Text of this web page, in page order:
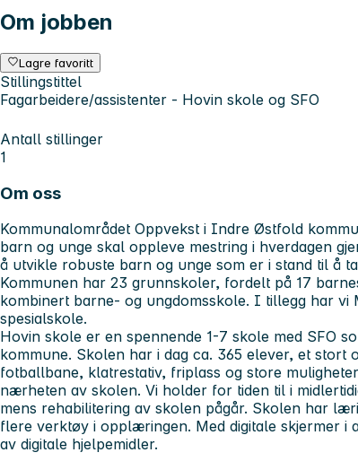
Om jobben
Lagre favoritt
Stillingstittel
Fagarbeidere/assistenter - Hovin skole og SFO
Antall stillinger
1
Om oss
Kommunalområdet Oppvekst i Indre Østfold
barn og unge skal oppleve mestring i hverdagen
å utvikle robuste barn og unge som er i stand til å
Kommunen har 23 grunnskoler, fordelt på 17
kombinert barne- og ungdomsskole. I tillegg har vi
spesialskole.
Hovin skole er en spennende 1-7 skole med SFO
kommune. Skolen har i dag ca. 365 elever, et stort
fotballbane, klatrestativ, friplass og store
nærheten av skolen. Vi holder for tiden til i
mens rehabilitering av skolen pågår. Skolen har
flere verktøy i opplæringen. Med digitale skjermer i
av digitale hjelpemidler.